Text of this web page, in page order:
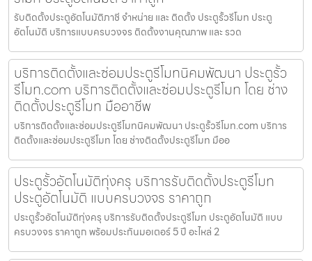
รับติดตั้งประตูอัตโนมัติภาชี จำหน่าย และ ติดตั้ง ประตูรั้วรีโมท ประตู
อัตโนมัติ บริการแบบครบวงจร ติดตั้งงานคุณภาพ และ รวด
บริการติดตั้งและซ่อมประตูรีโมทนิคมพัฒนา ประตูรั้ว
รีโมท.com บริการติดตั้งและซ่อมประตูรีโมท โดย ช่าง
ติดตั้งประตูรีโมท มืออาชีพ
บริการติดตั้งและซ่อมประตูรีโมทนิคมพัฒนา ประตูรั้วรีโมท.com บริการ
ติดตั้งและซ่อมประตูรีโมท โดย ช่างติดตั้งประตูรีโมท มืออ
ประตูรั้วอัตโนมัติทุ่งครุ บริการรับติดตั้งประตูรีโมท
ประตูอัตโนมัติ แบบครบวงจร ราคาถูก
ประตูรั้วอัตโนมัติทุ่งครุ บริการรับติดตั้งประตูรีโมท ประตูอัตโนมัติ แบบ
ครบวงจร ราคาถูก พร้อมประกันมอเตอร์ 5 ปี อะไหล่ 2